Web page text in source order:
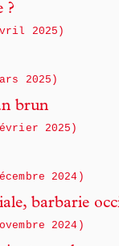
?
2025)
2025)
brun
2025)
2024)
barbarie
2024)